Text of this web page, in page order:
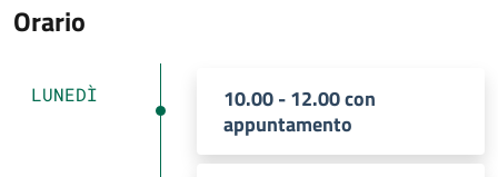
Orario
LUNEDÌ
10.00 - 12.00 con
appuntamento